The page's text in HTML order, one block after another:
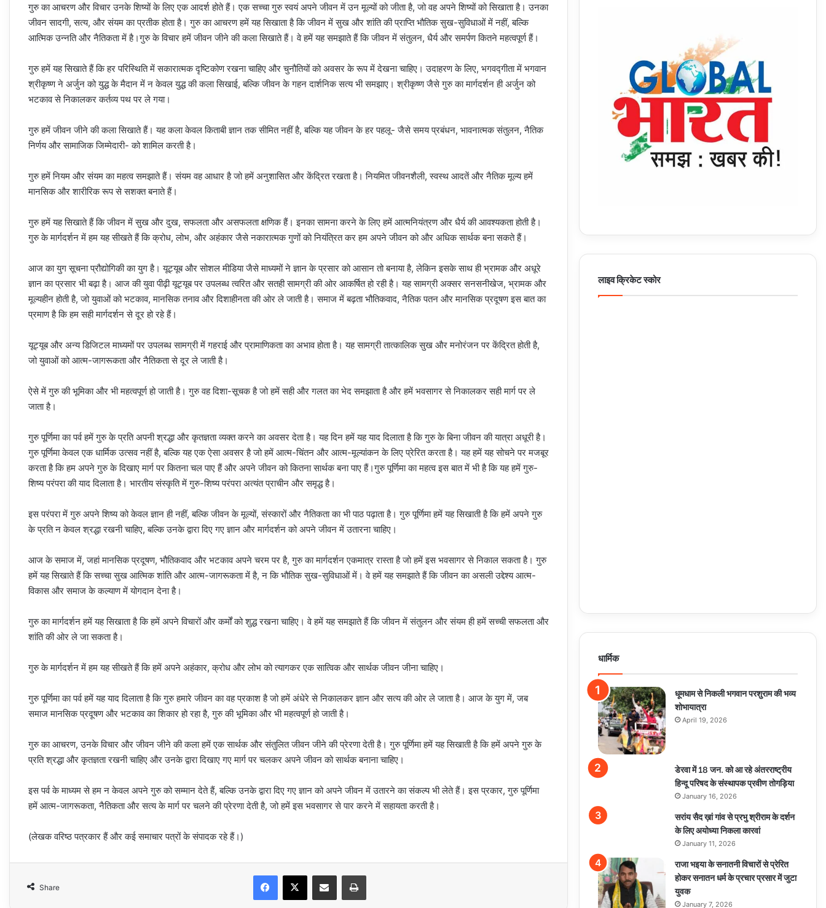
गुरु का आचरण और विचार उनके शिष्यों के लिए एक आदर्श होते हैं। एक सच्चा गुरु स्वयं अपने जीवन में उन मूल्यों को जीता है, जो वह अपने शिष्यों को सिखाता है। उनका
जीवन सादगी, सत्य, और संयम का प्रतीक होता है। गुरु का आचरण हमें यह सिखाता है कि जीवन में सुख और शांति की प्राप्ति भौतिक सुख-सुविधाओं में नहीं, बल्कि
आत्मिक उन्नति और नैतिकता में है।गुरु के विचार हमें जीवन जीने की कला सिखाते हैं। वे हमें यह समझाते हैं कि जीवन में संतुलन, धैर्य और समर्पण कितने महत्वपूर्ण हैं।
गुरु हमें यह सिखाते हैं कि हर परिस्थिति में सकारात्मक दृष्टिकोण रखना चाहिए और चुनौतियों को अवसर के रूप में देखना चाहिए। उदाहरण के लिए, भगवद्गीता में भगवान
श्रीकृष्ण ने अर्जुन को युद्ध के मैदान में न केवल युद्ध की कला सिखाई, बल्कि जीवन के गहन दार्शनिक सत्य भी समझाए। श्रीकृष्ण जैसे गुरु का मार्गदर्शन ही अर्जुन को
भटकाव से निकालकर कर्तव्य पथ पर ले गया।
गुरु हमें जीवन जीने की कला सिखाते हैं। यह कला केवल किताबी ज्ञान तक सीमित नहीं है, बल्कि यह जीवन के हर पहलू- जैसे समय प्रबंधन, भावनात्मक संतुलन, नैतिक
निर्णय और सामाजिक जिम्मेदारी- को शामिल करती है।
गुरु हमें नियम और संयम का महत्व समझाते हैं। संयम वह आधार है जो हमें अनुशासित और केंद्रित रखता है। नियमित जीवनशैली, स्वस्थ आदतें और नैतिक मूल्य हमें
मानसिक और शारीरिक रूप से सशक्त बनाते हैं।
गुरु हमें यह सिखाते हैं कि जीवन में सुख और दुख, सफलता और असफलता क्षणिक हैं। इनका सामना करने के लिए हमें आत्मनियंत्रण और धैर्य की आवश्यकता होती है।
गुरु के मार्गदर्शन में हम यह सीखते हैं कि क्रोध, लोभ, और अहंकार जैसे नकारात्मक गुणों को नियंत्रित कर हम अपने जीवन को और अधिक सार्थक बना सकते हैं।
आज का युग सूचना प्रौद्योगिकी का युग है। यूट्यूब और सोशल मीडिया जैसे माध्यमों ने ज्ञान के प्रसार को आसान तो बनाया है, लेकिन इसके साथ ही भ्रामक और अधूरे
ज्ञान का प्रसार भी बढ़ा है। आज की युवा पीढ़ी यूट्यूब पर उपलब्ध त्वरित और सतही सामग्री की ओर आकर्षित हो रही है। यह सामग्री अक्सर सनसनीखेज, भ्रामक और
मूल्यहीन होती है, जो युवाओं को भटकाव, मानसिक तनाव और दिशाहीनता की ओर ले जाती है। समाज में बढ़ता भौतिकवाद, नैतिक पतन और मानसिक प्रदूषण इस बात का
प्रमाण है कि हम सही मार्गदर्शन से दूर हो रहे हैं।
यूट्यूब और अन्य डिजिटल माध्यमों पर उपलब्ध सामग्री में गहराई और प्रामाणिकता का अभाव होता है। यह सामग्री तात्कालिक सुख और मनोरंजन पर केंद्रित होती है,
जो युवाओं को आत्म-जागरूकता और नैतिकता से दूर ले जाती है।
ऐसे में गुरु की भूमिका और भी महत्वपूर्ण हो जाती है। गुरु वह दिशा-सूचक है जो हमें सही और गलत का भेद समझाता है और हमें भवसागर से निकालकर सही मार्ग पर ले
जाता है।
गुरु पूर्णिमा का पर्व हमें गुरु के प्रति अपनी श्रद्धा और कृतज्ञता व्यक्त करने का अवसर देता है। यह दिन हमें यह याद दिलाता है कि गुरु के बिना जीवन की यात्रा अधूरी है।
गुरु पूर्णिमा केवल एक धार्मिक उत्सव नहीं है, बल्कि यह एक ऐसा अवसर है जो हमें आत्म-चिंतन और आत्म-मूल्यांकन के लिए प्रेरित करता है। यह हमें यह सोचने पर मजबूर
करता है कि हम अपने गुरु के दिखाए मार्ग पर कितना चल पाए हैं और अपने जीवन को कितना सार्थक बना पाए हैं।गुरु पूर्णिमा का महत्व इस बात में भी है कि यह हमें गुरु-
शिष्य परंपरा की याद दिलाता है। भारतीय संस्कृति में गुरु-शिष्य परंपरा अत्यंत प्राचीन और समृद्ध है।
इस परंपरा में गुरु अपने शिष्य को केवल ज्ञान ही नहीं, बल्कि जीवन के मूल्यों, संस्कारों और नैतिकता का भी पाठ पढ़ाता है। गुरु पूर्णिमा हमें यह सिखाती है कि हमें अपने गुरु
के प्रति न केवल श्रद्धा रखनी चाहिए, बल्कि उनके द्वारा दिए गए ज्ञान और मार्गदर्शन को अपने जीवन में उतारना चाहिए।
आज के समाज में, जहां मानसिक प्रदूषण, भौतिकवाद और भटकाव अपने चरम पर है, गुरु का मार्गदर्शन एकमात्र रास्ता है जो हमें इस भवसागर से निकाल सकता है। गुरु
हमें यह सिखाते हैं कि सच्चा सुख आत्मिक शांति और आत्म-जागरूकता में है, न कि भौतिक सुख-सुविधाओं में। वे हमें यह समझाते हैं कि जीवन का असली उद्देश्य आत्म-
विकास और समाज के कल्याण में योगदान देना है।
गुरु का मार्गदर्शन हमें यह सिखाता है कि हमें अपने विचारों और कर्मों को शुद्ध रखना चाहिए। वे हमें यह समझाते हैं कि जीवन में संतुलन और संयम ही हमें सच्ची सफलता और
शांति की ओर ले जा सकता है।
गुरु के मार्गदर्शन में हम यह सीखते हैं कि हमें अपने अहंकार, क्रोध और लोभ को त्यागकर एक सात्विक और सार्थक जीवन जीना चाहिए।
गुरु पूर्णिमा का पर्व हमें यह याद दिलाता है कि गुरु हमारे जीवन का वह प्रकाश है जो हमें अंधेरे से निकालकर ज्ञान और सत्य की ओर ले जाता है। आज के युग में, जब
समाज मानसिक प्रदूषण और भटकाव का शिकार हो रहा है, गुरु की भूमिका और भी महत्वपूर्ण हो जाती है।
गुरु का आचरण, उनके विचार और जीवन जीने की कला हमें एक सार्थक और संतुलित जीवन जीने की प्रेरणा देती है। गुरु पूर्णिमा हमें यह सिखाती है कि हमें अपने गुरु के
प्रति श्रद्धा और कृतज्ञता रखनी चाहिए और उनके द्वारा दिखाए गए मार्ग पर चलकर अपने जीवन को सार्थक बनाना चाहिए।
इस पर्व के माध्यम से हम न केवल अपने गुरु को सम्मान देते हैं, बल्कि उनके द्वारा दिए गए ज्ञान को अपने जीवन में उतारने का संकल्प भी लेते हैं। इस प्रकार, गुरु पूर्णिमा
हमें आत्म-जागरूकता, नैतिकता और सत्य के मार्ग पर चलने की प्रेरणा देती है, जो हमें इस भवसागर से पार करने में सहायता करती है।
(लेखक वरिष्ठ पत्रकार हैं और कई समाचार पत्रों के संपादक रहे हैं।)
Share
Facebook
X Share via Email Print
लाइव क्रिकेट स्कोर
धार्मिक
धूमधाम से निकली भगवान परशुराम की भव्य
शोभायात्रा
April 19, 2026
डेरवा में 18 जन. को आ रहे अंतरराष्ट्रीय
हिन्दू परिषद के संस्थापक प्रवीण तोगड़िया
January 16, 2026
सरांय सैद ख़ां गांव से प्रभु श्रीराम के दर्शन
के लिए अयोध्या निकला कारवां
January 11, 2026
राजा भइया के सनातनी विचारों से प्रेरित
होकर सनातन धर्म के प्रचार प्रसार में जुटा
युवक
January 7, 2026